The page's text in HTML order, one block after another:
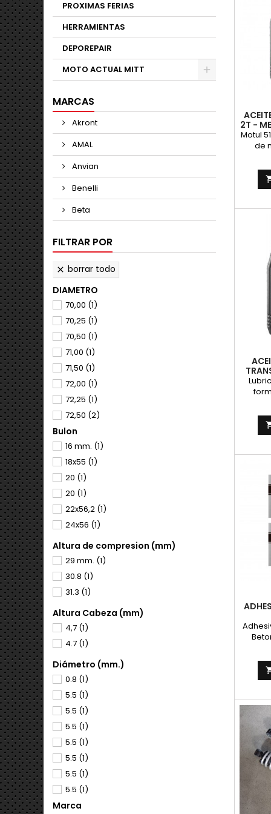
PROXIMAS FERIAS
HERRAMIENTAS
DEPOREPAIR
MOTO ACTUAL MITT
MARCAS
Akront
AMAL
Anvian
Benelli
Beta
FILTRAR POR
 borrar todo
DIAMETRO
70,00 (1)
70,25 (1)
70,50 (1)
71,00 (1)
71,50 (1)
72,00 (1)
72,25 (1)
72,50 (2)
72,75
73,00(1)
85,00 (1)
85,50
86,00
85,25(1)
Bulon
16 mm. (1)
18x55 (1)
20 (1)
20 (1)
22x56,2 (1)
24x56 (1)
Altura de compresion (mm)
29 mm. (1)
30.8 (1)
31.3 (1)
Altura Cabeza (mm)
4,7 (1)
4.7 (1)
Diámetro (mm.)
0.8 (1)
5.5 (1)
5.5 (1)
5.5 (1)
5.5 (1)
5.5 (1)
5.5 (1)
5.5 (1)
5.5(1)
Marca
2T -
Motul
de
de
o
la
todos
como